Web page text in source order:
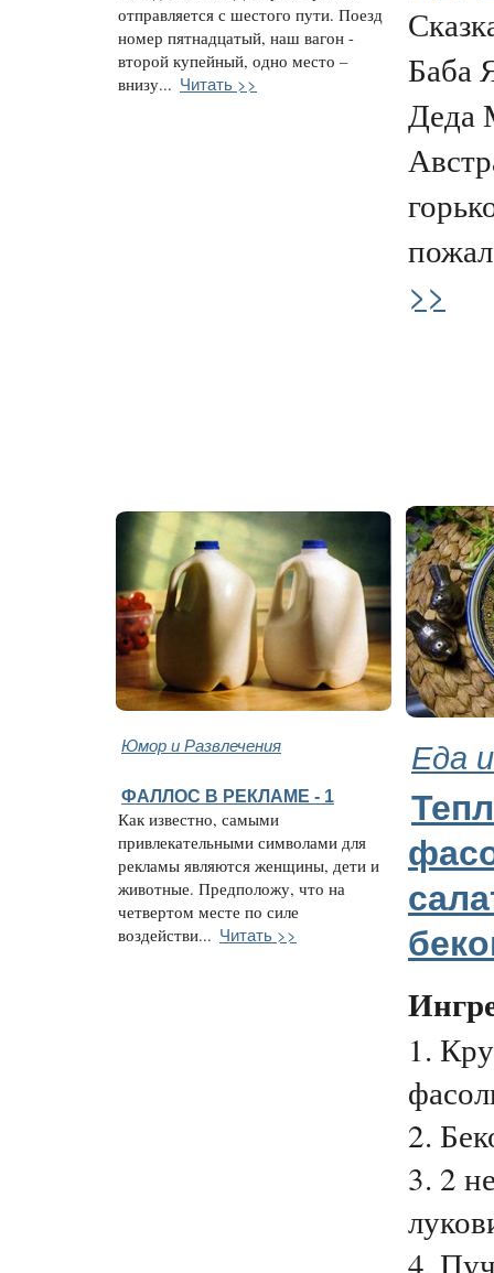
отправляется с шестого пути. Поезд
номер пятнадцатый, наш вагон -
второй купейный, одно место –
внизу... Читать >>
Баба
Деда
>>
Юмор и Развлечения Еда
ФАЛЛОС В РЕКЛАМЕ - 1
Как известно, самыми
привлекательными символами для
рекламы являются женщины, дети и
животные. Предположу, что на
четвертом месте по силе
воздействи... Читать >>
1.
2.
3. 2
4.